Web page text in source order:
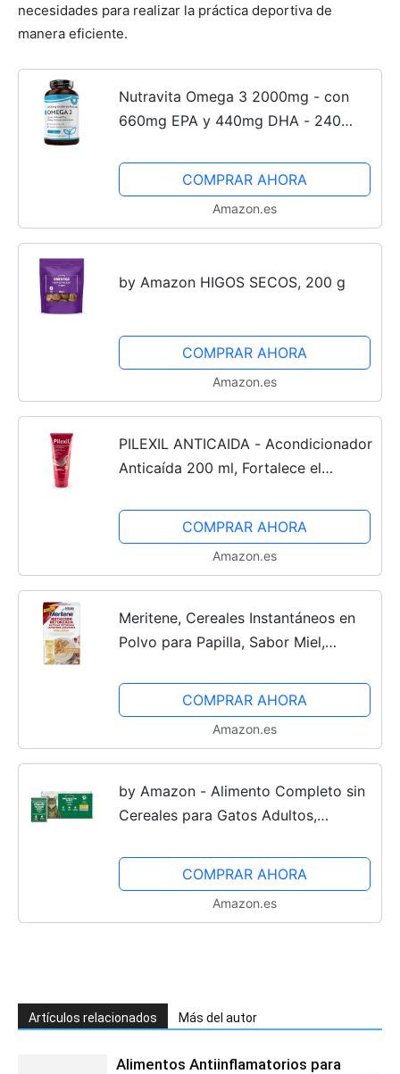
necesidades para realizar la práctica deportiva de
manera eficiente.
Nutravita Omega 3 2000mg - con
660mg EPA y 440mg DHA - 240
Corazòn, Función Cerebral & Visiòn
(EFSA) Omega 3 Capsulas -...
COMPRAR AHORA
Amazon.es
by Amazon HIGOS SECOS, 200 g
COMPRAR AHORA
Amazon.es
PILEXIL ANTICAIDA - Acondicionador
Anticaída 200 ml, Fortalece el
Peinado, para Hombres y Mujeres,
Uso frecuente
COMPRAR AHORA
Amazon.es
Meritene, Cereales Instantáneos en
Polvo para Papilla, Sabor Miel,
Alimentacion de Adultos con Disfagia
y Dificultades para...
COMPRAR AHORA
Amazon.es
by Amazon - Alimento Completo sin
Cereales para Gatos Adultos,
kg (48 Paquetes de 100 g)
COMPRAR AHORA
Amazon.es
Artículos relacionados Más del autor
Alimentos Antiinflamatorios para